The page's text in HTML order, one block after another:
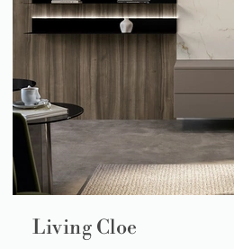
Living Cloe